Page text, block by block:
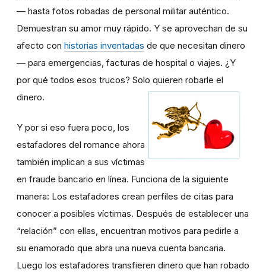
— hasta fotos robadas de personal militar auténtico.
Demuestran su amor muy rápido. Y se aprovechan de su
afecto con historias inventadas de que necesitan dinero
— para emergencias, facturas de hospital o viajes. ¿Y
por qué todos esos trucos? Solo quieren robarle el
dinero.
Y por si eso fuera poco, los
estafadores del romance ahora
también implican a sus víctimas
en fraude bancario en línea. Funciona de la siguiente
manera: Los estafadores crean perfiles de citas para
conocer a posibles víctimas. Después de establecer una
“relación” con ellas, encuentran motivos para pedirle a
su enamorado que abra una nueva cuenta bancaria.
Luego los estafadores transfieren dinero que han robado